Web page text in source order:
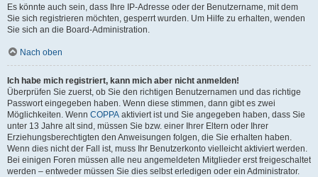
Es könnte auch sein, dass Ihre IP-Adresse oder der Benutzername, mit dem
Sie sich registrieren möchten, gesperrt wurden. Um Hilfe zu erhalten, wenden
Sie sich an die Board-Administration.
Nach oben
Ich habe mich registriert, kann mich aber nicht anmelden!
Überprüfen Sie zuerst, ob Sie den richtigen Benutzernamen und das richtige
Passwort eingegeben haben. Wenn diese stimmen, dann gibt es zwei
Möglichkeiten. Wenn COPPA aktiviert ist und Sie angegeben haben, dass Sie
unter 13 Jahre alt sind, müssen Sie bzw. einer Ihrer Eltern oder Ihrer
Erziehungsberechtigten den Anweisungen folgen, die Sie erhalten haben.
Wenn dies nicht der Fall ist, muss Ihr Benutzerkonto vielleicht aktiviert werden.
Bei einigen Foren müssen alle neu angemeldeten Mitglieder erst freigeschaltet
werden – entweder müssen Sie dies selbst erledigen oder ein Administrator.